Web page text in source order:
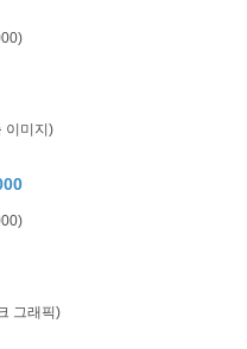
이미지)
그래픽)